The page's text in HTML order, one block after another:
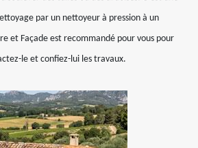
par un nettoyeur à pression à un
et Façade est recommandé pour vous pour
le et confiez-lui les travaux.